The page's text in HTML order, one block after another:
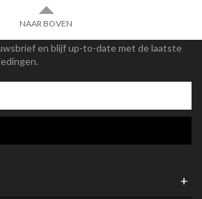
NAAR BOVEN
en blijf up-to-date met de laatste
+